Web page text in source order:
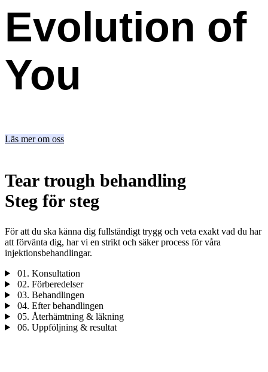
Evolution of
You
Läs mer om oss
Tear trough behandling
Steg för steg
För att du ska känna dig fullständigt trygg och veta exakt vad du har
att förvänta dig, har vi en strikt och säker process för våra
injektionsbehandlingar.
01. Konsultation
02. Förberedelser
03. Behandlingen
04. Efter behandlingen
05. Återhämtning & läkning
06. Uppföljning & resultat